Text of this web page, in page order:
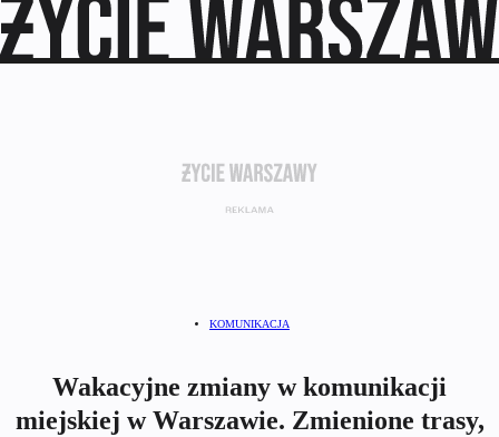
KOMUNIKACJA
Wakacyjne zmiany w komunikacji
miejskiej w Warszawie. Zmienione trasy,